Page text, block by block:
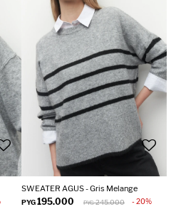
SWEATER AGUS - Gris Melange
PYG195.000 PYG 245.000 20